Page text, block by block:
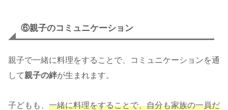
⑥親子のコミュニケーション
親子で一緒に料理をすることで、コミュニケーションを通
して親子の絆が生まれます。
子どもも、 一緒に料理をすることで、自分も家族の一員だ